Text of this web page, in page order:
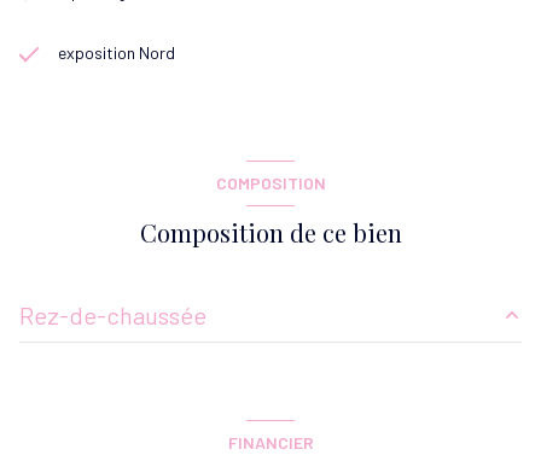
exposition Nord
COMPOSITION
Composition de ce bien
Rez-de-chaussée
FINANCIER